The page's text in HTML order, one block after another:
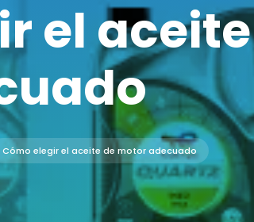
el
Cómo elegir el aceite de motor adecuado